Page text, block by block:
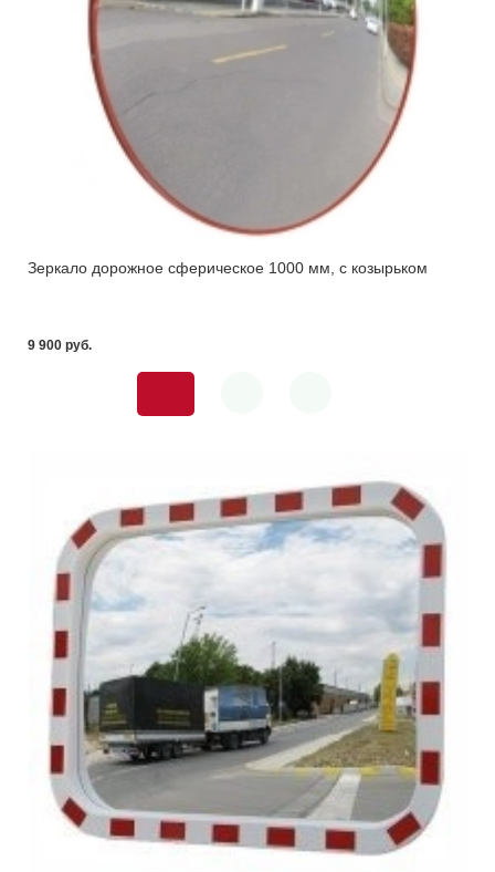
Зеркало дорожное сферическое 1000 мм, с козырьком
9 900 pуб.